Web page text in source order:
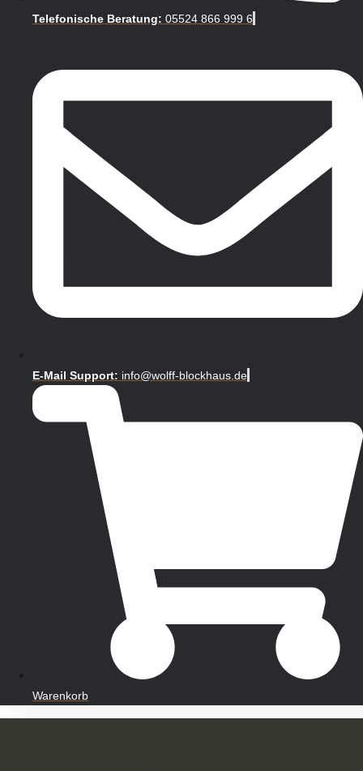
Telefonische Beratung: 05524 866 999 6
E-Mail Support: info@wolff-blockhaus.de
Warenkorb